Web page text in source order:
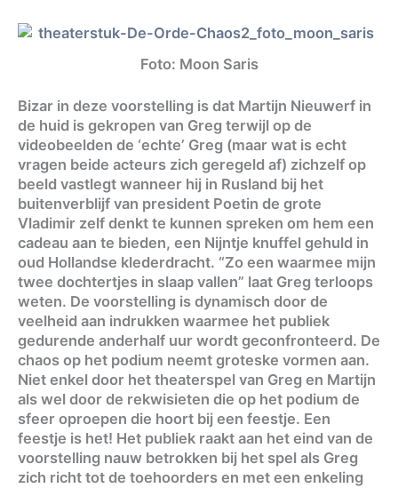
Foto: Moon Saris
Bizar in deze voorstelling is dat Martijn Nieuwerf in
de huid is gekropen van Greg terwijl op de
videobeelden de ‘echte’ Greg (maar wat is echt
vragen beide acteurs zich geregeld af) zichzelf op
beeld vastlegt wanneer hij in Rusland bij het
buitenverblijf van president Poetin de grote
Vladimir zelf denkt te kunnen spreken om hem een
cadeau aan te bieden, een Nijntje knuffel gehuld in
oud Hollandse klederdracht. “Zo een waarmee mijn
twee dochtertjes in slaap vallen” laat Greg terloops
weten. De voorstelling is dynamisch door de
veelheid aan indrukken waarmee het publiek
gedurende anderhalf uur wordt geconfronteerd. De
chaos op het podium neemt groteske vormen aan.
Niet enkel door het theaterspel van Greg en Martijn
als wel door de rekwisieten die op het podium de
sfeer oproepen die hoort bij een feestje. Een
feestje is het! Het publiek raakt aan het eind van de
voorstelling nauw betrokken bij het spel als Greg
zich richt tot de toehoorders en met een enkeling